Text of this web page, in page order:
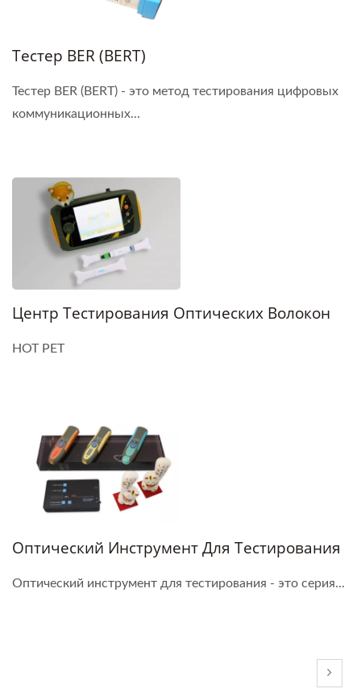
Тестер BER (BERT)
Тестер BER (BERT) - это метод тестирования цифровых
коммуникационных...
Центр Тестирования Оптических Волокон
HOT PET
Оптический Инструмент Для Тестирования
Оптический инструмент для тестирования - это серия...